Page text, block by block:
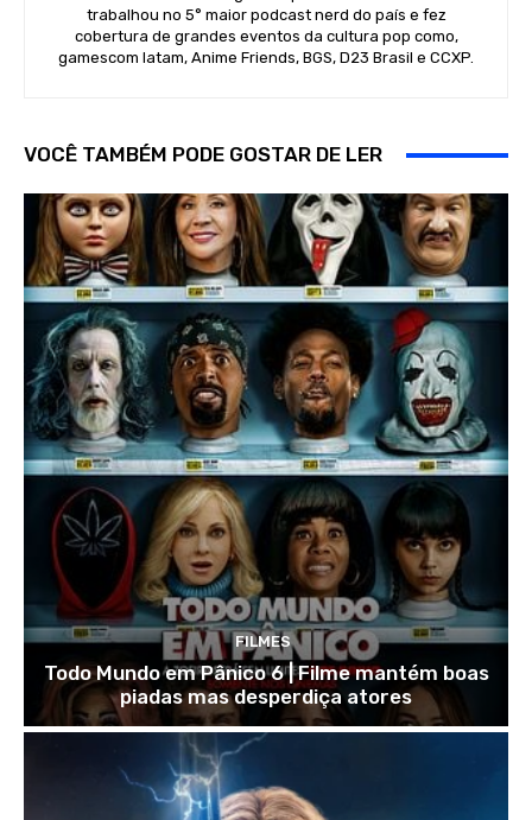
trabalhou no 5° maior podcast nerd do país e fez
cobertura de grandes eventos da cultura pop como,
gamescom latam, Anime Friends, BGS, D23 Brasil e CCXP.
VOCÊ TAMBÉM PODE GOSTAR DE LER
FILMES
Todo Mundo em Pânico 6 | Filme mantém boas
piadas mas desperdiça atores